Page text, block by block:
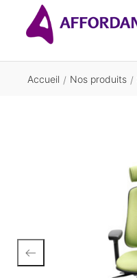
Accueil / Nos produits /